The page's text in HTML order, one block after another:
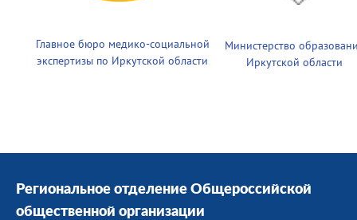
Главное бюро медико-социальной
экспертизы по Иркутской области
Министерство
Иркутской области
Региональное отделение Общероссийской
общественной организации